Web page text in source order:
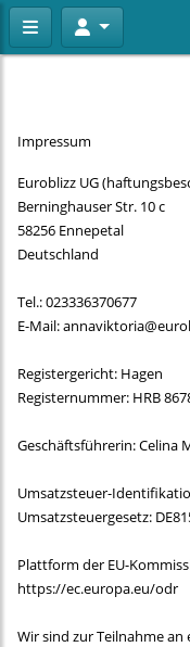
Impressum
Euroblizz UG
Berninghauser Str. 10 c
58256 Ennepetal
Deutschland
Tel.: 023336370677
E-Mail:
Registergericht: Hagen
Registernummer: HRB
Geschäftsführerin: Celina
Umsatzsteuer-
Umsatzsteuergesetz:
Plattform der EU-
https://ec.europa.eu/odr
Wir sind zur Teilnahme